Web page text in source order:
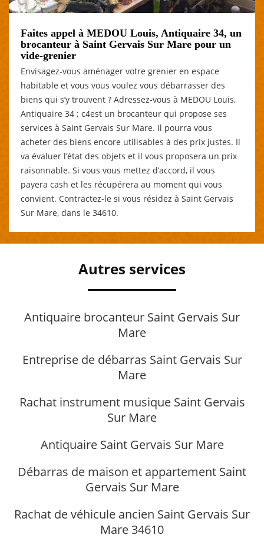
Faites appel à MEDOU Louis, Antiquaire 34, un
brocanteur à Saint Gervais Sur Mare pour un
vide-grenier
Envisagez-vous aménager votre grenier en espace
habitable et vous vous voulez vous débarrasser des
biens qui s’y trouvent ? Adressez-vous à MEDOU Louis,
Antiquaire 34 ; c4est un brocanteur qui propose ses
services à Saint Gervais Sur Mare. Il pourra vous
acheter des biens encore utilisables à des prix justes. Il
va évaluer l’état des objets et il vous proposera un prix
raisonnable. Si vous vous mettez d’accord, il vous
payera cash et les récupérera au moment qui vous
convient. Contractez-le si vous résidez à Saint Gervais
Sur Mare, dans le 34610.
Autres services
Antiquaire brocanteur Saint Gervais Sur
Mare
Entreprise de débarras Saint Gervais Sur
Mare
Rachat instrument musique Saint Gervais
Sur Mare
Antiquaire Saint Gervais Sur Mare
Débarras de maison et appartement Saint
Gervais Sur Mare
Rachat de véhicule ancien Saint Gervais Sur
Mare 34610